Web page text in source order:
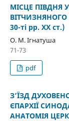
МІСЦЕ ПІВДНЯ
ВІТЧИЗНЯНОГО
30-ті рр. ХХ ст.)
О. М. Ігнатуша
71-73
pdf
З’ЇЗД
ЄПАРХІЇ
АНАТОМІЯ